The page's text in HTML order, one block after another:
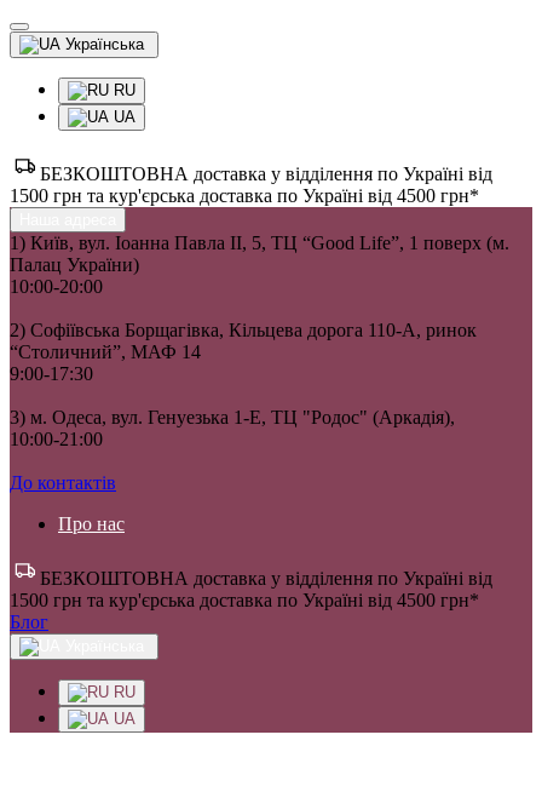
Українська
RU
UA
БЕЗКОШТОВНА доставка у відділення по Україні від
1500 грн та кур'єрська доставка по Україні від 4500 грн*
1) Київ, вул. Іоанна Павла II, 5, ТЦ “Good Life”, 1 поверх (м.
Палац України)
10:00-20:00
2) Софіївська Борщагівка, Кільцева дорога 110-А, ринок
“Столичний”, МАФ 14
9:00-17:30
3) м. Одеса, вул. Генуезька 1-Е, ТЦ "Родос" (Аркадія),
10:00-21:00
До контактів
Про нас
БЕЗКОШТОВНА доставка у відділення по Україні від
1500 грн та кур'єрська доставка по Україні від 4500 грн*
Блог
RU
UA